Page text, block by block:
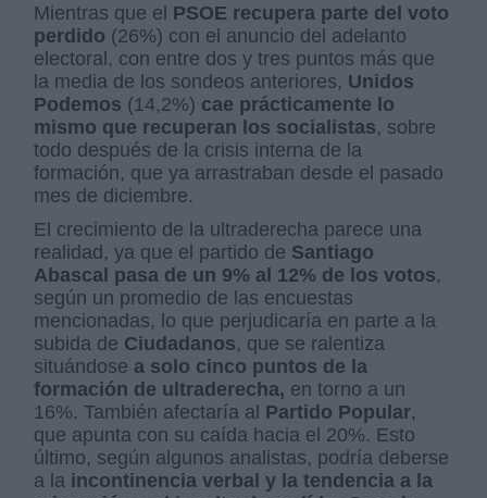
Mientras que el PSOE recupera parte del voto
perdido (26%) con el anuncio del adelanto
electoral, con entre dos y tres puntos más que
la media de los sondeos anteriores, Unidos
Podemos (14,2%) cae prácticamente lo
mismo que recuperan los socialistas, sobre
todo después de la crisis interna de la
formación, que ya arrastraban desde el pasado
mes de diciembre.
El crecimiento de la ultraderecha parece una
realidad, ya que el partido de Santiago
Abascal pasa de un 9% al 12% de los votos,
según un promedio de las encuestas
mencionadas, lo que perjudicaría en parte a la
subida de Ciudadanos, que se ralentiza
situándose a solo cinco puntos de la
formación de ultraderecha, en torno a un
16%. También afectaría al Partido Popular,
que apunta con su caída hacia el 20%. Esto
último, según algunos analistas, podría deberse
a la incontinencia verbal y la tendencia a la